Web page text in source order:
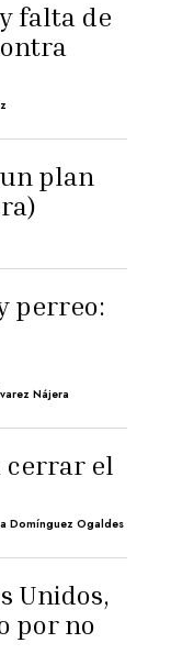
falta de
plan
perreo:
Nájera
cerrar el
Domínguez Ogaldes
Unidos,
por no